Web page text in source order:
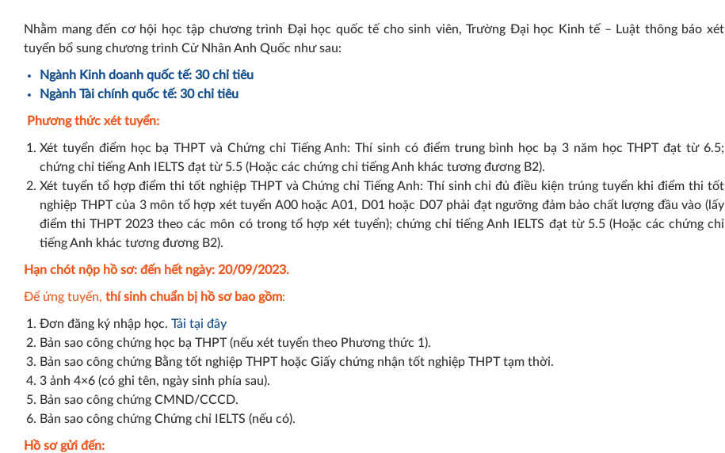
Nhằm mang đến cơ hội học tập chương trình Đại học quốc tế cho sinh viên, Trường Đại học Kinh tế – Luật thông báo xét
tuyển bổ sung chương trình Cử Nhân Anh Quốc như sau:
Ngành Kinh doanh quốc tế: 30 chỉ tiêu
Ngành Tài chính quốc tế: 30 chỉ tiêu
Phương thức xét tuyển:
Xét tuyển điểm học bạ THPT và Chứng chỉ Tiếng Anh: Thí sinh có điểm trung bình học bạ 3 năm học THPT đạt từ 6.5;
chứng chỉ tiếng Anh IELTS đạt từ 5.5 (Hoặc các chứng chỉ tiếng Anh khác tương đương B2).
Xét tuyển tổ hợp điểm thi tốt nghiệp THPT và Chứng chỉ Tiếng Anh: Thí sinh chỉ đủ điều kiện trúng tuyển khi điểm thi tốt
nghiệp THPT của 3 môn tổ hợp xét tuyển A00 hoặc A01, D01 hoặc D07 phải đạt ngưỡng đảm bảo chất lượng đầu vào (lấy
điểm thi THPT 2023 theo các môn có trong tổ hợp xét tuyển); chứng chỉ tiếng Anh IELTS đạt từ 5.5 (Hoặc các chứng chỉ
tiếng Anh khác tương đương B2).
Hạn chót nộp hồ sơ: đến hết ngày: 20/09/2023.
Để ứng tuyển, thí sinh chuẩn bị hồ sơ bao gồm:
Đơn đăng ký nhập học. Tải tại đây
Bản sao công chứng học bạ THPT (nếu xét tuyển theo Phương thức 1).
Bản sao công chứng Bằng tốt nghiệp THPT hoặc Giấy chứng nhận tốt nghiệp THPT tạm thời.
3 ảnh 4×6 (có ghi tên, ngày sinh phía sau).
Bản sao công chứng CMND/CCCD.
Bản sao công chứng Chứng chỉ IELTS (nếu có).
Hồ sơ gửi đến: